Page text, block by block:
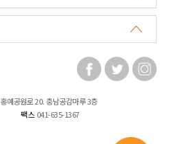
예공원로 20. 충남공감마루 3층
팩스 041-635-1367